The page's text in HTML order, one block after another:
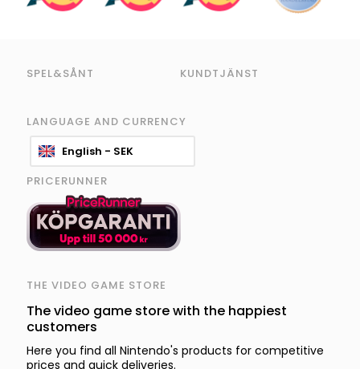
SPEL&SÅNT KUNDTJÄNST
LANGUAGE AND CURRENCY
English - SEK
PRICERUNNER
THE VIDEO GAME STORE
The video game store with the happiest
customers
Here you find all Nintendo's products for competitive
prices and quick deliveries.